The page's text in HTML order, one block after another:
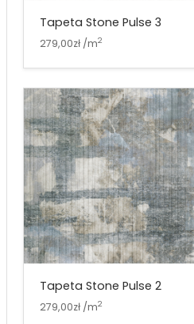
Tapeta Stone Pulse 3
279,00zł /m2
Tapeta Stone Pulse 2
279,00zł /m2